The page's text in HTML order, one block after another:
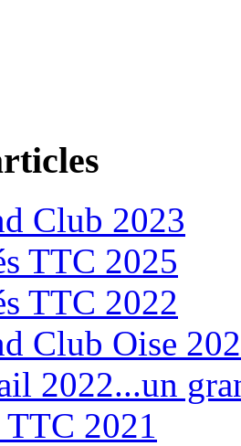
Club 2023
TTC 2025
TTC 2022
Club Oise
2022...un
2021